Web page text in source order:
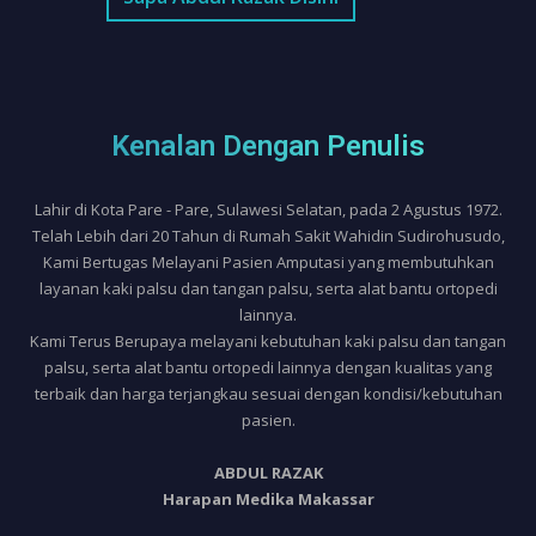
Kenalan Dengan Penulis
Lahir di Kota Pare - Pare, Sulawesi Selatan, pada 2 Agustus 1972.
Telah Lebih dari 20 Tahun di Rumah Sakit Wahidin Sudirohusudo,
Kami Bertugas Melayani Pasien Amputasi yang membutuhkan
layanan kaki palsu dan tangan palsu, serta alat bantu ortopedi
lainnya.
Kami Terus Berupaya melayani kebutuhan kaki palsu dan tangan
palsu, serta alat bantu ortopedi lainnya dengan kualitas yang
terbaik dan harga terjangkau sesuai dengan kondisi/kebutuhan
pasien.
ABDUL RAZAK
Harapan Medika Makassar